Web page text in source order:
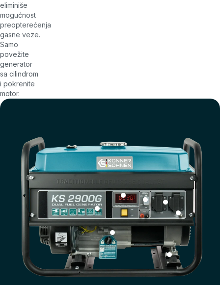
eliminiše
mogućnost
preopterećenja
gasne veze.
Samo
povežite
generator
sa cilindrom
i pokrenite
motor.